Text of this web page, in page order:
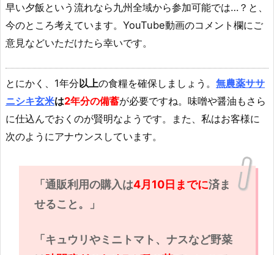
早い夕飯という流れなら九州全域から参加可能では…？と、
今のところ考えています。YouTube動画のコメント欄にご
意見などいただけたら幸いです。
とにかく、1年分以上の食糧を確保しましょう。 無農薬ササ
ニシキ玄米は2年分の備蓄が必要ですね。味噌や醤油もさら
に仕込んでおくのが賢明なようです。また、私はお客様に
次のようにアナウンスしています。
「通販利用の購入は4月10日までに済ま
せること。」
「キュウリやミニトマト、ナスなど野菜